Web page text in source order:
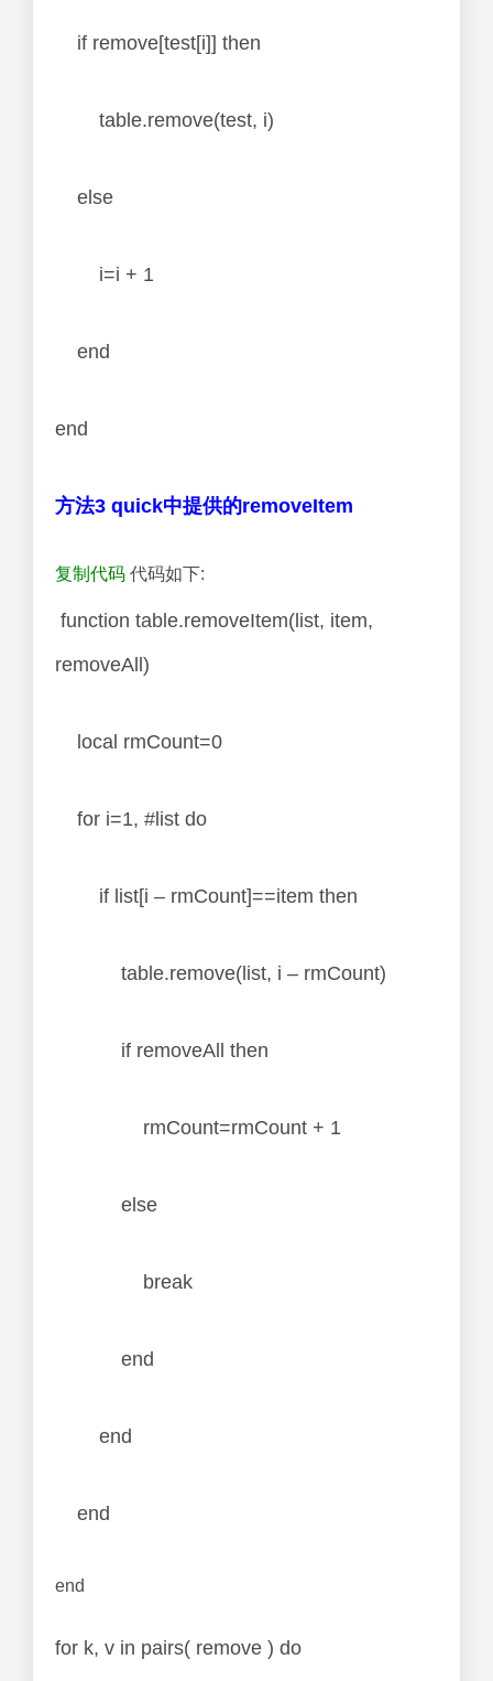
if remove[test[i]] then
table.remove(test, i)
else
i=i + 1
end
end
方法3 quick中提供的removeItem
复制代码 代码如下:
function table.removeItem(list, item,
removeAll)
local rmCount=0
for i=1, #list do
if list[i – rmCount]==item then
table.remove(list, i – rmCount)
if removeAll then
rmCount=rmCount + 1
else
break
end
end
end
end
for k, v in pairs( remove ) do